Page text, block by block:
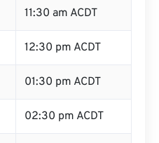
11:30 am ACDT
12:30 pm ACDT
01:30 pm ACDT
02:30 pm ACDT